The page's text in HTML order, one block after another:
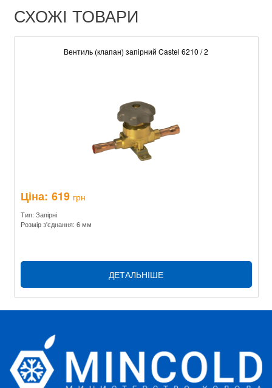
СХОЖІ ТОВАРИ
Вентиль (клапан) запірний Castel 6210 / 2
Ціна: 619 грн
Тип: Запірні
Розмір з'єднання: 6 мм
ДЕТАЛЬНІШЕ